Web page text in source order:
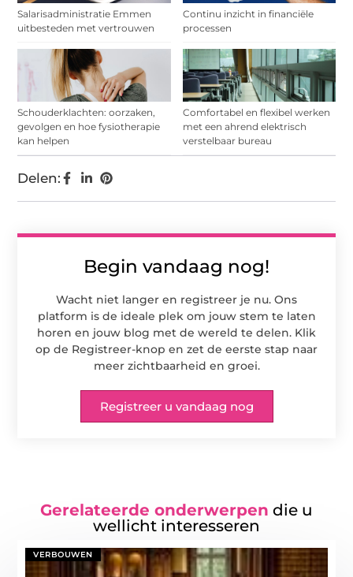
Salarisadministratie Emmen
uitbesteden met vertrouwen
Continu inzicht in financiële
processen
Schouderklachten: oorzaken,
gevolgen en hoe fysiotherapie
kan helpen
Comfortabel en flexibel werken
met een ahrend elektrisch
verstelbaar bureau
Begin vandaag nog!
Wacht niet langer en registreer je nu. Ons
platform is de ideale plek om jouw stem te laten
horen en jouw blog met de wereld te delen. Klik
op de Registreer-knop en zet de eerste stap naar
meer zichtbaarheid en groei.
Registreer u vandaag nog
Delen:
Gerelateerde onderwerpen die u
wellicht interesseren
VERBOUWEN